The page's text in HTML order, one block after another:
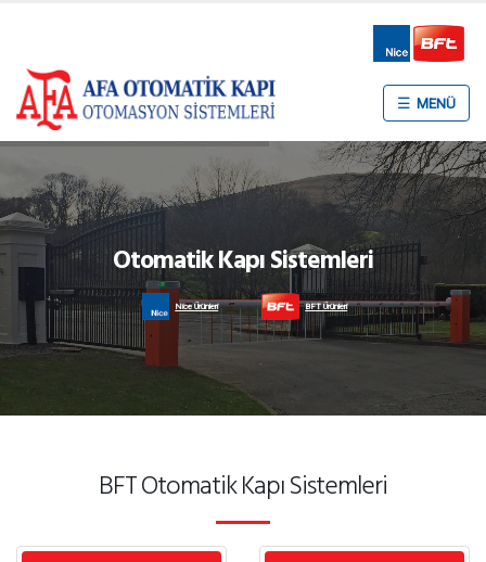
☰
Otomatik Kapı Sistemleri
Nice Ürünleri BFT Ürünleri
BFT Otomatik Kapı Sistemleri